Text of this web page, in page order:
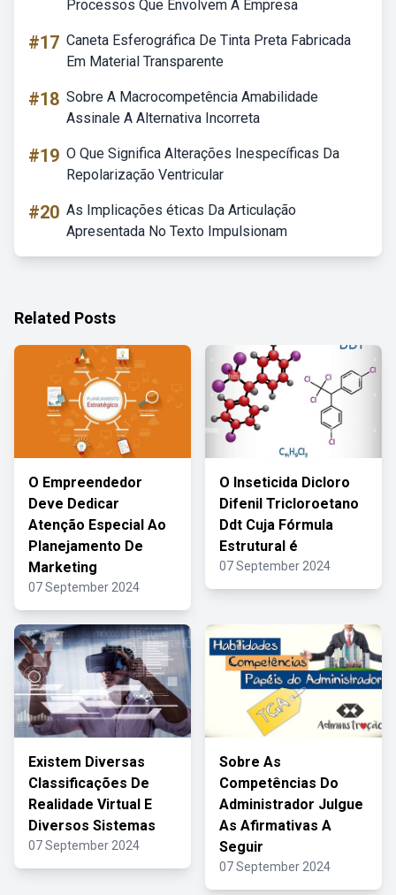
Processos Que Envolvem A Empresa
#17 Caneta Esferográfica De Tinta Preta Fabricada
Em Material Transparente
#18 Sobre A Macrocompetência Amabilidade
Assinale A Alternativa Incorreta
#19 O Que Significa Alterações Inespecíficas Da
Repolarização Ventricular
#20 As Implicações éticas Da Articulação
Apresentada No Texto Impulsionam
Related Posts
O Empreendedor
Deve Dedicar
Atenção Especial Ao
Planejamento De
Marketing
07 September 2024
O Inseticida Dicloro
Difenil Tricloroetano
Ddt Cuja Fórmula
Estrutural é
07 September 2024
Existem Diversas
Classificações De
Realidade Virtual E
Diversos Sistemas
07 September 2024
Sobre As
Competências Do
Administrador Julgue
As Afirmativas A
Seguir
07 September 2024